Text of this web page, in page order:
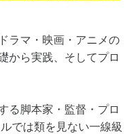
ラマ・映画・アニメの
から実践、そしてプロ
る脚本家・監督・プロ
では類を見ない一線級